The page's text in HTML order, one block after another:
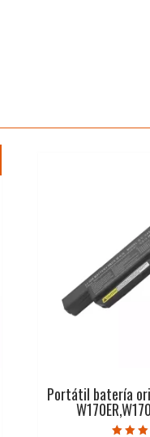
Portátil batería